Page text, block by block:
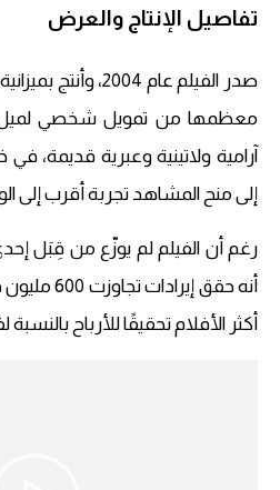
تفاصيل الإنتاج والعرض
معظمها من تمويل شخصي لميل
آرامية ولاتينية وعبرية
إلى منح المشاهد تجربة أقرب إلى
رغم أن الفيلم لم يوزّع من قِبَل
أنه حقق
أكثر الأفلام تحقيقًا للأرباح بالنسبة